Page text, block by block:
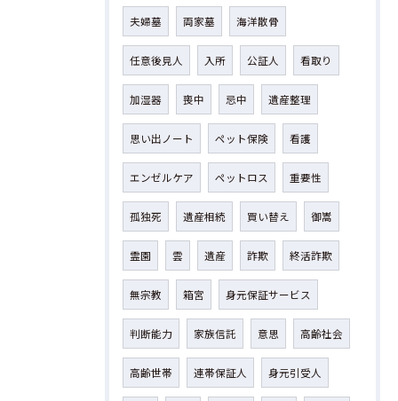
夫婦墓 両家墓 海洋散骨
任意後見人 入所 公証人 看取り
加湿器 喪中 忌中 遺産整理
思い出ノート ペット保険 看護
エンゼルケア ペットロス 重要性
孤独死 遺産相続 買い替え 御嵩
霊園 雲 遺産 詐欺 終活詐欺
無宗教 箱宮 身元保証サービス
判断能力 家族信託 意思 高齢社会
高齢世帯 連帯保証人 身元引受人